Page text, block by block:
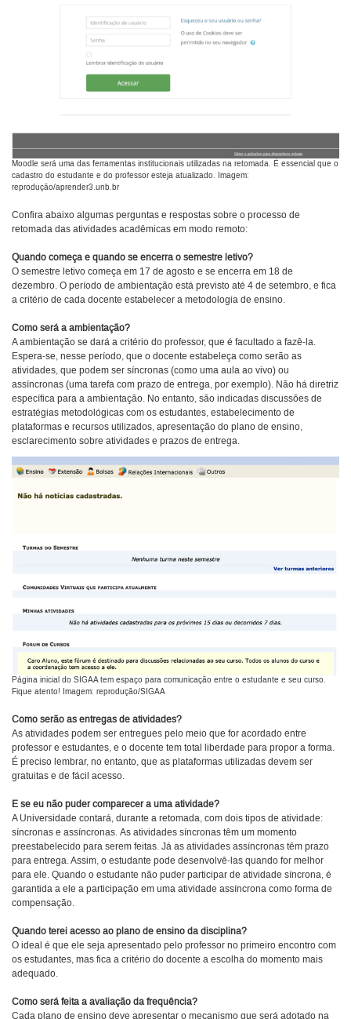
Moodle será uma das ferramentas institucionais utilizadas na retomada. É essencial que o
cadastro do estudante e do professor esteja atualizado. Imagem:
reprodução/aprender3.unb.br
Confira abaixo algumas perguntas e respostas sobre o processo de
retomada das atividades acadêmicas em modo remoto:
Quando começa e quando se encerra o semestre letivo?
O semestre letivo começa em 17 de agosto e se encerra em 18 de
dezembro. O período de ambientação está previsto até 4 de setembro, e fica
a critério de cada docente estabelecer a metodologia de ensino.
Como será a ambientação?
A ambientação se dará a critério do professor, que é facultado a fazê-la.
Espera-se, nesse período, que o docente estabeleça como serão as
atividades, que podem ser síncronas (como uma aula ao vivo) ou
assíncronas (uma tarefa com prazo de entrega, por exemplo). Não há diretriz
específica para a ambientação. No entanto, são indicadas discussões de
estratégias metodológicas com os estudantes, estabelecimento de
plataformas e recursos utilizados, apresentação do plano de ensino,
esclarecimento sobre atividades e prazos de entrega.
Página inicial do SIGAA tem espaço para comunicação entre o estudante e seu curso.
Fique atento! Imagem: reprodução/SIGAA
Como serão as entregas de atividades?
As atividades podem ser entregues pelo meio que for acordado entre
professor e estudantes, e o docente tem total liberdade para propor a forma.
É preciso lembrar, no entanto, que as plataformas utilizadas devem ser
gratuitas e de fácil acesso.
E se eu não puder comparecer a uma atividade?
A Universidade contará, durante a retomada, com dois tipos de atividade:
síncronas e assíncronas. As atividades síncronas têm um momento
preestabelecido para serem feitas. Já as atividades assíncronas têm prazo
para entrega. Assim, o estudante pode desenvolvê-las quando for melhor
para ele. Quando o estudante não puder participar de atividade síncrona, é
garantida a ele a participação em uma atividade assíncrona como forma de
compensação.
Quando terei acesso ao plano de ensino da disciplina?
O ideal é que ele seja apresentado pelo professor no primeiro encontro com
os estudantes, mas fica a critério do docente a escolha do momento mais
adequado.
Como será feita a avaliação da frequência?
Cada plano de ensino deve apresentar o mecanismo que será adotado na